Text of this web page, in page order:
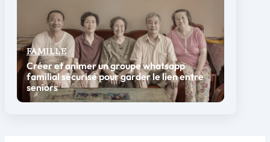
FAMILLE
Créer et animer un groupe whatsapp
familial sécurisé pour garder le lien entre
seniors